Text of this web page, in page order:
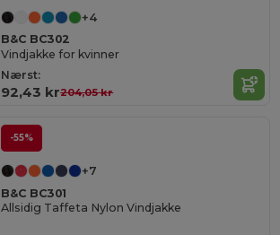
+4
B&C BC302
Vindjakke for kvinner
Nærst:
92,43 kr204,05 kr
-55%
+7
B&C BC301
Allsidig Taffeta Nylon Vindjakke